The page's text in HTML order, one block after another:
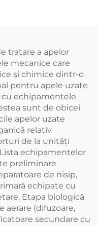
mare de 3 T
tratare a apelor
mecanice care
și chimice dintr-o
pentru apele uzate
cu echipamentele
sunt de obicei
apelor uzate
relativ
de la unități
echipamentelor
preliminare
de nisip,
echipate cu
Etapa biologică
aerare (difuzoare,
secundare cu